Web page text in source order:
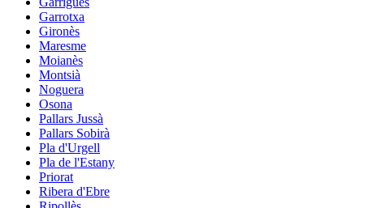
Garrotxa
Gironès
Maresme
Moianès
Montsià
Noguera
Osona
Pallars Jussà
Pallars Sobirà
Pla d'Urgell
Pla de l'Estany
Priorat
Ribera d'Ebre